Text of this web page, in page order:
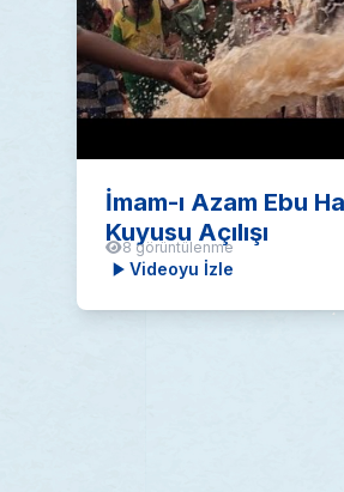
İmam-ı Azam Ebu
Kuyusu Açılışı
8 görüntülenme
Videoyu İzle